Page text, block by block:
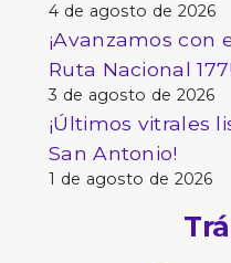
4 de agosto de 2026
¡Avanzamos con
Ruta Nacional 177!
3 de agosto de 2026
¡Últimos vitrales
San Antonio!
1 de agosto de 2026